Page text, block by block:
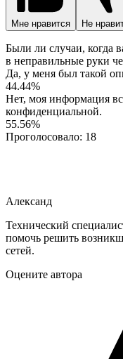
Мне нравится Не
Были ли случаи, когда
в неправильные руки
Да, у меня был такой
44.44%
Нет, моя информация
конфиденциальной.
55.56%
Проголосовало: 18
Александ
Технический
помочь решить
сетей.
Оцените автора